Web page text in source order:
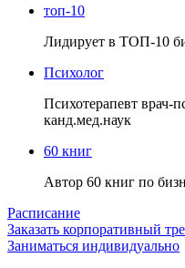
топ-10
Лидирует в ТОП-10
Психолог
Психотерапевт врач-
канд.мед.наук
60 книг
Автор 60 книг по
Расписание
Заказать корпоративный
Заниматься индивидуально